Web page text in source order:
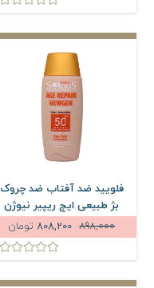
فلویید ضد آفتاب ضد چروک
بژ طبیعی ایج ریپیر نیوژن
آردن سولاریس SPF50 حجم
75 میلی لیتر
898,000 تومان